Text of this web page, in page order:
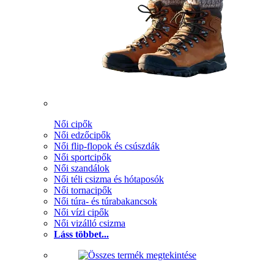
Női cipők
Női edzőcipők
Női flip-flopok és csúszdák
Női sportcipők
Női szandálok
Női téli csizma és hótaposók
Női tornacipők
Női túra- és túrabakancsok
Női vízi cipők
Női vizálló csizma
Láss többet...